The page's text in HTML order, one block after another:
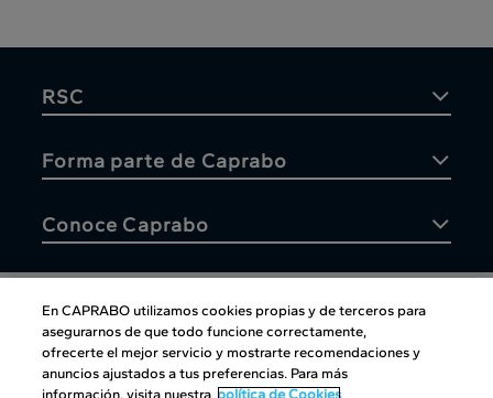
RSC
Forma parte de Caprabo
Conoce Caprabo
Atención al cliente
En CAPRABO utilizamos cookies propias y de terceros para
asegurarnos de que todo funcione correctamente,
ofrecerte el mejor servicio y mostrarte recomendaciones y
anuncios ajustados a tus preferencias. Para más
información, visita nuestra política de Cookies